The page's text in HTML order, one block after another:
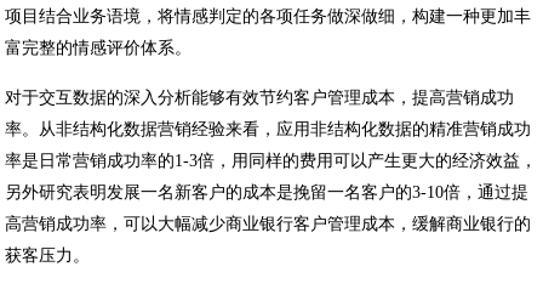
项目结合业务语境，将情感判定的各项任务做深做细，构建一种更加丰
富完整的情感评价体系。
对于交互数据的深入分析能够有效节约客户管理成本，提高营销成功
率。从非结构化数据营销经验来看，应用非结构化数据的精准营销成功
率是日常营销成功率的1-3倍，用同样的费用可以产生更大的经济效益，
另外研究表明发展一名新客户的成本是挽留一名客户的3-10倍，通过提
高营销成功率，可以大幅减少商业银行客户管理成本，缓解商业银行的
获客压力。